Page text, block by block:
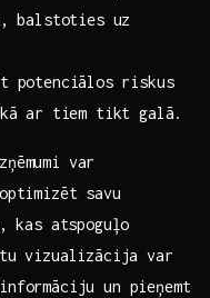
balstoties uz
potenciālos⁤ riskus
​ar ⁤tiem tikt galā.
var
savu
kas atspoguļo
vizualizācija var
un ‌pieņemt‍